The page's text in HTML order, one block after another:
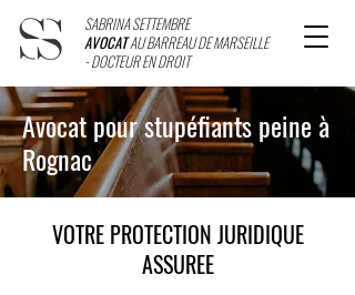
SABRINA SETTEMBRE
AVOCATAU BARREAU DE MARSEILLE
- DOCTEUR EN DROIT
Avocat pour stupéfiants peine à
Rognac
VOTRE PROTECTION JURIDIQUE
ASSUREE